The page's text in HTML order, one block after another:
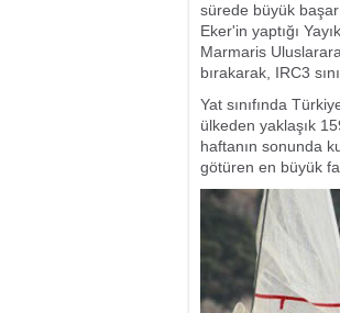
sürede büyük
Eker'in yaptığı
Marmaris
bırakarak, IRC3
Yat sınıfında
ülkeden yaklaşık
haftanın sonunda
götüren en büyük